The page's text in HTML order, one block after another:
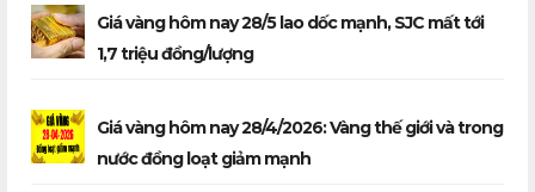
Giá vàng hôm nay 28/5 lao dốc mạnh, SJC mất tới
1,7 triệu đồng/lượng
Giá vàng hôm nay 28/4/2026: Vàng thế giới và trong
nước đồng loạt giảm mạnh